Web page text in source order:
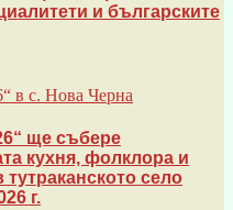
и българските
ще събере
кухня, фолклора и
село
г.